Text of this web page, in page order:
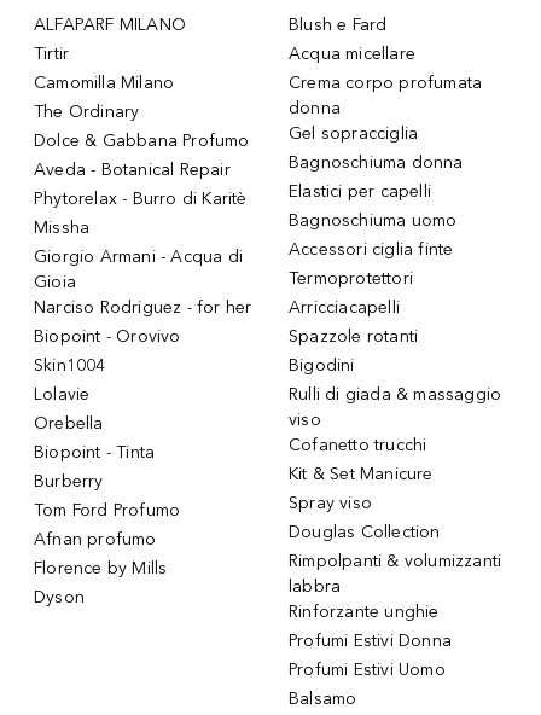
ALFAPARF MILANO
Tirtir
Camomilla Milano
The Ordinary
Dolce & Gabbana Profumo
Aveda - Botanical Repair
Phytorelax - Burro di Karitè
Missha
Giorgio Armani - Acqua di
Gioia
Narciso Rodriguez - for her
Biopoint - Orovivo
Skin1004
Lolavie
Orebella
Biopoint - Tinta
Burberry
Tom Ford Profumo
Afnan profumo
Florence by Mills
Dyson
Blush e Fard
Acqua micellare
Crema corpo profumata
donna
Gel sopracciglia
Bagnoschiuma donna
Elastici per capelli
Bagnoschiuma uomo
Accessori ciglia finte
Termoprotettori
Arricciacapelli
Spazzole rotanti
Bigodini
Rulli di giada & massaggio
viso
Cofanetto trucchi
Kit & Set Manicure
Spray viso
Douglas Collection
Rimpolpanti & volumizzanti
labbra
Rinforzante unghie
Profumi Estivi Donna
Profumi Estivi Uomo
Balsamo